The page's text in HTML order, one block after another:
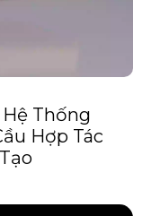
Hệ Thống
Hợp Tác